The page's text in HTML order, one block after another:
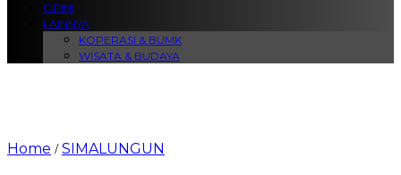
OPINI
LAINNYA
KOPERASI & BUMK
WISATA & BUDAYA
Home /SIMALUNGUN